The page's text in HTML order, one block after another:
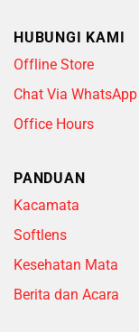
HUBUNGI KAMI
Offline Store
Chat Via WhatsApp
Office Hours
PANDUAN
Kacamata
Softlens
Kesehatan Mata
Berita dan Acara